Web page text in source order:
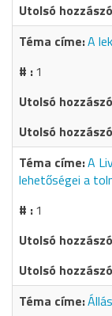
A
1
A
lehetőségei a
1